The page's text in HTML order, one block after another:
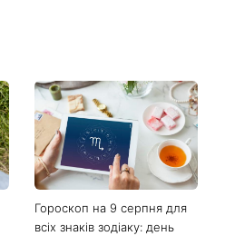
Гороскоп на 9 серпня для
всіх знаків зодіаку: день